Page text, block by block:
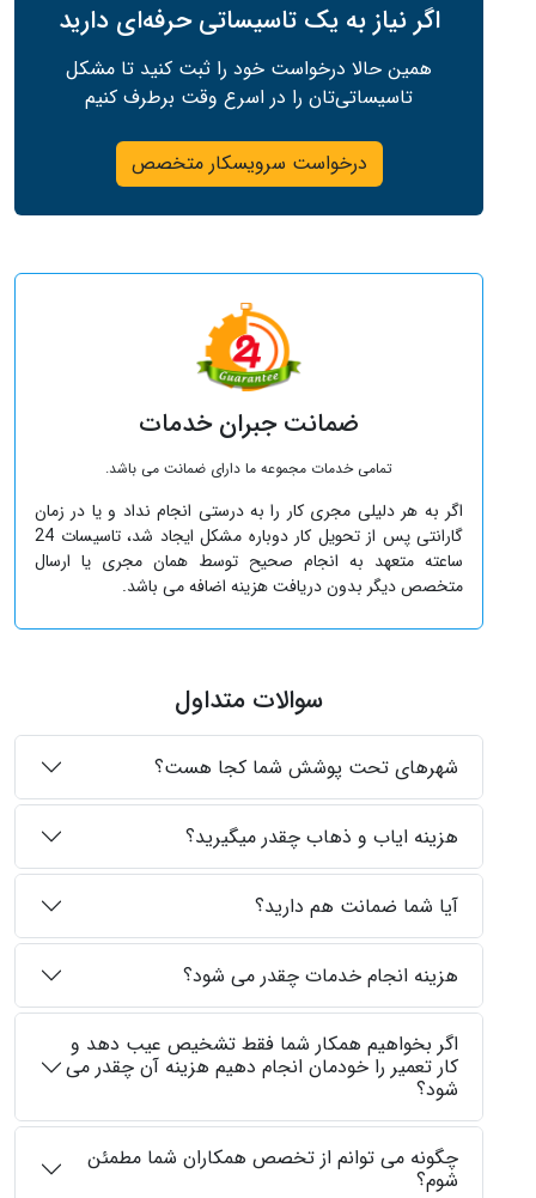
اگر نیاز به یک تاسیساتی حرفه‌ای دارید
همین حالا درخواست خود را ثبت کنید تا مشکل
تاسیساتی‌تان را در اسرع وقت برطرف کنیم
درخواست سرویسکار متخصص
ضمانت جبران خدمات
تمامی خدمات مجموعه ما دارای ضمانت می باشد.
اگر به هر دلیلی مجری کار را به درستی انجام نداد و یا در زمان
گارانتی پس از تحویل کار دوباره مشکل ایجاد شد، تاسیسات 24
ساعته متعهد به انجام صحیح توسط همان مجری یا ارسال
متخصص دیگر بدون دریافت هزینه اضافه می باشد.
سوالات متداول
شهرهای تحت پوشش شما کجا هست؟
هزینه ایاب و ذهاب چقدر میگیرید؟
آیا شما ضمانت هم دارید؟
هزینه انجام خدمات چقدر می شود؟
اگر بخواهیم همکار شما فقط تشخیص عیب دهد و
کار تعمیر را خودمان انجام دهیم هزینه آن چقدر می
شود؟
چگونه می توانم از تخصص همکاران شما مطمئن
شوم؟